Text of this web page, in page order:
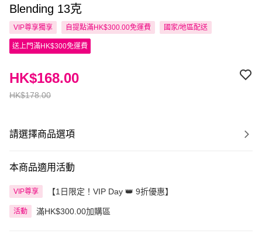
Blending 13克
VIP尊享獨享 自提點滿HK$300.00免運費 國家/地區配送
送上門滿HK$300免運費
HK$178.00
HK$168.00
請選擇商品選項
本商品適用活動
VIP尊享 【1日限定！VIP Day 👑 9折優惠】
活動 滿HK$300.00加購區